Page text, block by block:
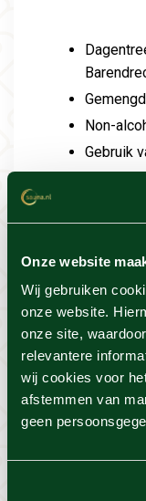
Onze website
Wij gebruiken
onze website.
onze site,
relevantere
wij cookies voor
afstemmen van
geen
Non-
Gebruik
een
Voor